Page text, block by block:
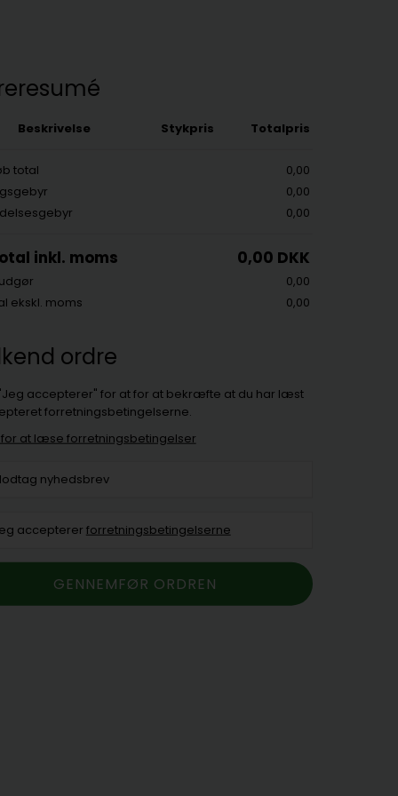
Beskrivelse Stykpris Totalpris
total
0,00
0,00
0,00
inkl. moms 0,00 DKK
0,00
ekskl. moms
0,00
ordre
accepterer" for at for at bekræfte at du har læst
forretningsbetingelserne.
for at læse forretningsbetingelser
nyhedsbrev
accepterer forretningsbetingelserne